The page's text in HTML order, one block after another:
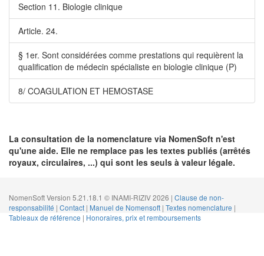
Section 11. Biologie clinique
Article. 24.
§ 1er. Sont considérées comme prestations qui requièrent la
qualification de médecin spécialiste en biologie clinique (P)
8/ COAGULATION ET HEMOSTASE
La consultation de la nomenclature via NomenSoft n'est
qu'une aide. Elle ne remplace pas les textes publiés (arrêtés
royaux, circulaires, ...) qui sont les seuls à valeur légale.
NomenSoft Version 5.21.18.1 © INAMI-RIZIV 2026 | Clause de non-
responsabilité | Contact | Manuel de Nomensoft | Textes nomenclature |
Tableaux de référence | Honoraires, prix et remboursements